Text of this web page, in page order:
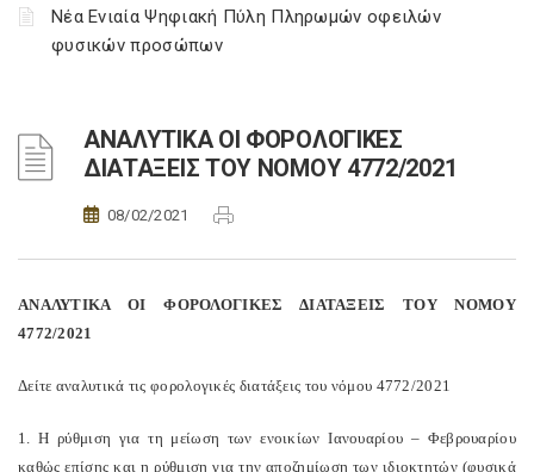
Νέα Ενιαία Ψηφιακή Πύλη Πληρωμών οφειλών
φυσικών προσώπων
ΑΝΑΛΥΤΙΚΑ ΟΙ ΦΟΡΟΛΟΓΙΚΕΣ
ΔΙΑΤΑΞΕΙΣ ΤΟΥ ΝΟΜΟΥ 4772/2021
08/02/2021
ΑΝΑΛΥΤΙΚΑ ΟΙ ΦΟΡΟΛΟΓΙΚΕΣ ΔΙΑΤΑΞΕΙΣ ΤΟΥ ΝΟΜΟΥ
4772/2021
Δείτε αναλυτικά τις φορολογικές διατάξεις του νόμου 4772/2021
1. Η ρύθμιση για τη μείωση των ενοικίων Ιανουαρίου – Φεβρουαρίου
καθώς επίσης και η ρύθμιση για την αποζημίωση των ιδιοκτητών (φυσικά